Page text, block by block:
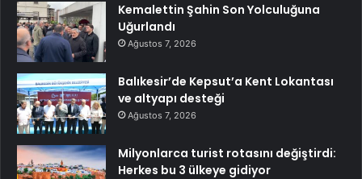
Kemalettin Şahin Son Yolculuğuna
Uğurlandı
Ağustos 7, 2026
Balıkesir’de Kepsut’a Kent Lokantası
ve altyapı desteği
Ağustos 7, 2026
Milyonlarca turist rotasını değiştirdi:
Herkes bu 3 ülkeye gidiyor